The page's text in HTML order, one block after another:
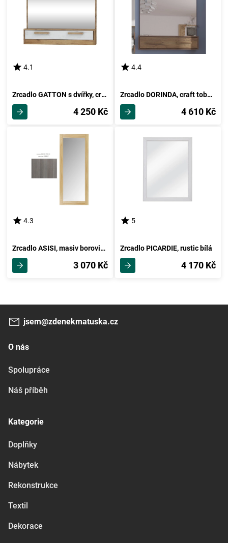
4.1
Zrcadlo GATTON s dvířky, craft zlatý/craft bílý, 5 let záruka
4 250 Kč
4.4
Zrcadlo DORINDA, craft tobaco/craft zlatý, 5 let záruka
4 610 Kč
4.3
Zrcadlo ASISI, masiv borovice/moření: šedá
3 070 Kč
5
Zrcadlo PICARDIE, rustic bílá
4 170 Kč
jsem@zdenekmatuska.cz
O nás
Spolupráce
Náš příběh
Kategorie
Doplňky
Nábytek
Rekonstrukce
Textil
Dekorace